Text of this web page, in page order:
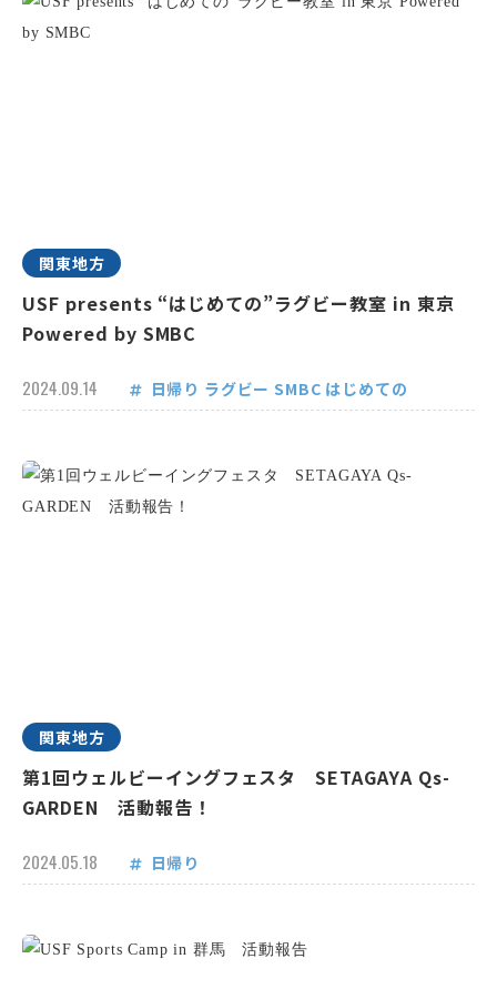
関東地方
USF presents “はじめての”ラグビー教室 in 東京
Powered by SMBC
2024.09.14 日帰り ラグビー SMBC はじめての
関東地方
第1回ウェルビーイングフェスタ SETAGAYA Qs-
GARDEN 活動報告！
2024.05.18 日帰り